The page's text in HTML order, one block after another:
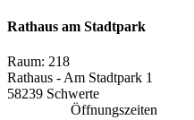
Rathaus am Stadtpark
Raum: 218
Rathaus - Am Stadtpark 1
58239 Schwerte
Öffnungszeiten